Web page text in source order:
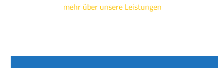
mehr über unsere Leistungen